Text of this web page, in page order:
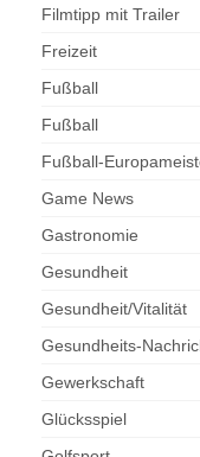
Filmtipp mit Trailer
Freizeit
Fußball
Fußball
Fußball-
Game News
Gastronomie
Gesundheit
Gesundheit/Vitalität
Gesundheits-
Gewerkschaft
Glücksspiel